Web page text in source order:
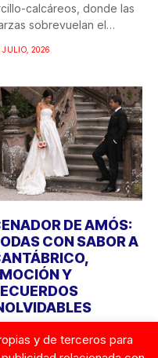
calcáreos, donde las
sobrevuelan el
JULIO, 2026
DE AMÓS:
CON SABOR A
Y
imaginaba una boda,
y de terceros para